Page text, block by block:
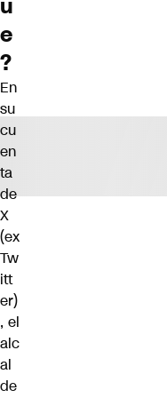
u
e
?
En
su
cu
en
ta
de
X
(ex
Tw
itt
er)
, el
alc
al
de